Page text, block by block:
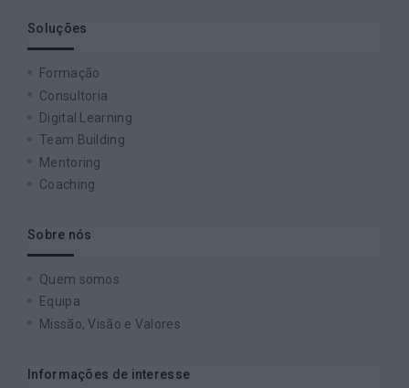
Soluções
Formação
Consultoria
Digital Learning
Team Building
Mentoring
Coaching
Sobre nós
Quem somos
Equipa
Missão, Visão e Valores
Informações de interesse